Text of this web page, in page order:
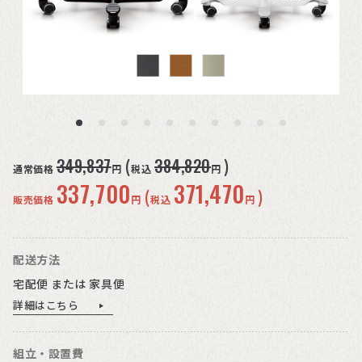
通常価格349,837円 (税込384,820円 )
販売価格 337,700円 (税込 371,470円 )
配送方法
宅配便 または 家具便
詳細はこちら
組立・設置費